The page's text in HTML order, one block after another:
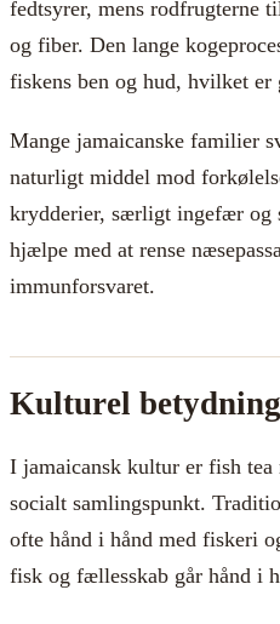
fedtsyrer, mens rodfrugterne
og fiber. Den lange
fiskens ben og hud, hvilket
Mange jamaicanske familier
naturligt middel mod
krydderier, særligt ingefær og
hjælpe med at rense
immunforsvaret.
Kulturel
I jamaicansk kultur er fish tea
socialt samlingspunkt.
ofte hånd i hånd med fiskeri
fisk og fællesskab går hånd i